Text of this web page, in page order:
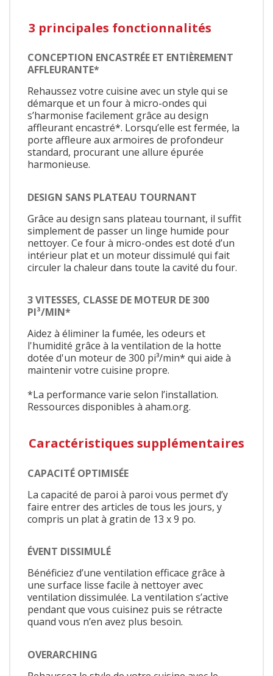
3 principales fonctionnalités
CONCEPTION ENCASTRÉE ET ENTIÈREMENT
AFFLEURANTE*
Rehaussez votre cuisine avec un style qui se
démarque et un four à micro-ondes qui
s’harmonise facilement grâce au design
affleurant encastré*. Lorsqu’elle est fermée, la
porte affleure aux armoires de profondeur
standard, procurant une allure épurée
harmonieuse.
DESIGN SANS PLATEAU TOURNANT
Grâce au design sans plateau tournant, il suffit
simplement de passer un linge humide pour
nettoyer. Ce four à micro-ondes est doté d’un
intérieur plat et un moteur dissimulé qui fait
circuler la chaleur dans toute la cavité du four.
3 VITESSES, CLASSE DE MOTEUR DE 300
PI³/MIN*
Aidez à éliminer la fumée, les odeurs et
l'humidité grâce à la ventilation de la hotte
dotée d'un moteur de 300 pi³/min* qui aide à
maintenir votre cuisine propre.
*La performance varie selon l’installation.
Ressources disponibles à aham.org.
Caractéristiques supplémentaires
CAPACITÉ OPTIMISÉE
La capacité de paroi à paroi vous permet d’y
faire entrer des articles de tous les jours, y
compris un plat à gratin de 13 x 9 po.
ÉVENT DISSIMULÉ
Bénéficiez d’une ventilation efficace grâce à
une surface lisse facile à nettoyer avec
ventilation dissimulée. La ventilation s’active
pendant que vous cuisinez puis se rétracte
quand vous n’en avez plus besoin.
OVERARCHING